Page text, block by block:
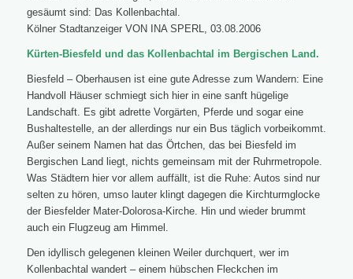
gesäumt sind: Das Kollenbachtal.
Kölner Stadtanzeiger VON INA SPERL, 03.08.2006
Kürten-Biesfeld und das Kollenbachtal im Bergischen Land.
Biesfeld – Oberhausen ist eine gute Adresse zum Wandern: Eine
Handvoll Häuser schmiegt sich hier in eine sanft hügelige
Landschaft. Es gibt adrette Vorgärten, Pferde und sogar eine
Bushaltestelle, an der allerdings nur ein Bus täglich vorbeikommt.
Außer seinem Namen hat das Örtchen, das bei Biesfeld im
Bergischen Land liegt, nichts gemeinsam mit der Ruhrmetropole.
Was Städtern hier vor allem auffällt, ist die Ruhe: Autos sind nur
selten zu hören, umso lauter klingt dagegen die Kirchturmglocke
der Biesfelder Mater-Dolorosa-Kirche. Hin und wieder brummt
auch ein Flugzeug am Himmel.
Den idyllisch gelegenen kleinen Weiler durchquert, wer im
Kollenbachtal wandert – einem hübschen Fleckchen im